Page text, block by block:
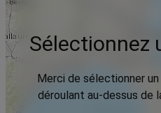
Sélectionnez
Merci de sélectionner
déroulant au-dessus de